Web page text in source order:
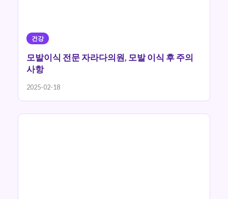
건강
모발이식 전문 자라다의원, 모발 이식 후 주의
사항
2025-02-18